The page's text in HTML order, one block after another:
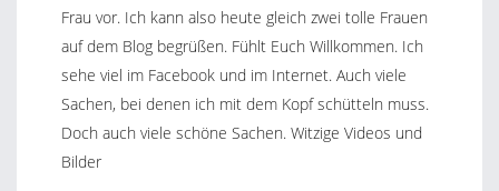
Frau vor. Ich kann also heute gleich zwei tolle Frauen
auf dem Blog begrüßen. Fühlt Euch Willkommen. Ich
sehe viel im Facebook und im Internet. Auch viele
Sachen, bei denen ich mit dem Kopf schütteln muss.
Doch auch viele schöne Sachen. Witzige Videos und
Bilder